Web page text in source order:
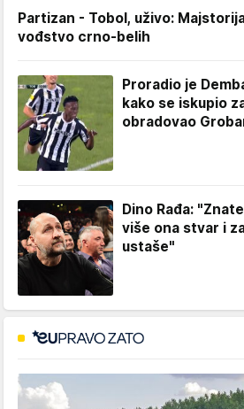
Partizan - Tobol, uživo:
vođstvo crno-belih
Proradio je
kako se iskupio
obradovao
Dino Rađa:
više ona stvar i
ustaše"